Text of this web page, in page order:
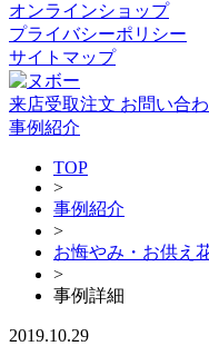
オンラインショップ
プライバシーポリシー
サイトマップ
来店受取注文 お問い合
事例紹介
TOP
>
事例紹介
>
お悔やみ・お供え
>
事例詳細
2019.10.29